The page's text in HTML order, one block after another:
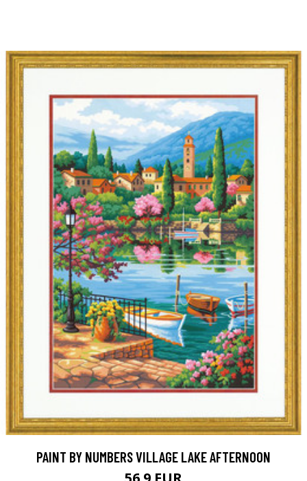
PAINT BY NUMBERS VILLAGE LAKE AFTERNOON